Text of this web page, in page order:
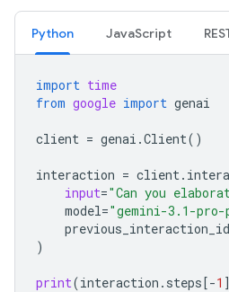
Python JavaScript
import time
from google import genai
client = genai .Client()
interaction = client.
input="Can you
model="gemini-3.1-pro-
previous_interaction_id
)
print(interaction . steps[-1 ]